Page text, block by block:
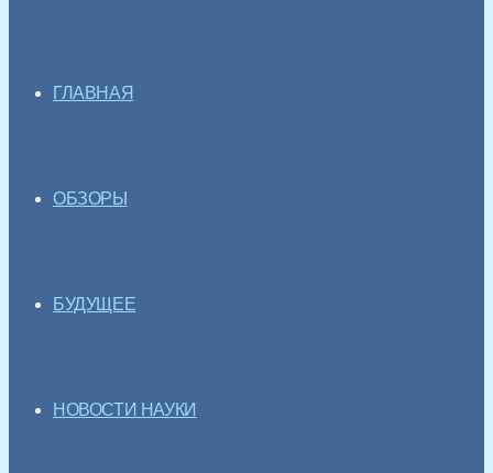
ГЛАВНАЯ
ОБЗОРЫ
БУДУЩЕЕ
НОВОСТИ НАУКИ